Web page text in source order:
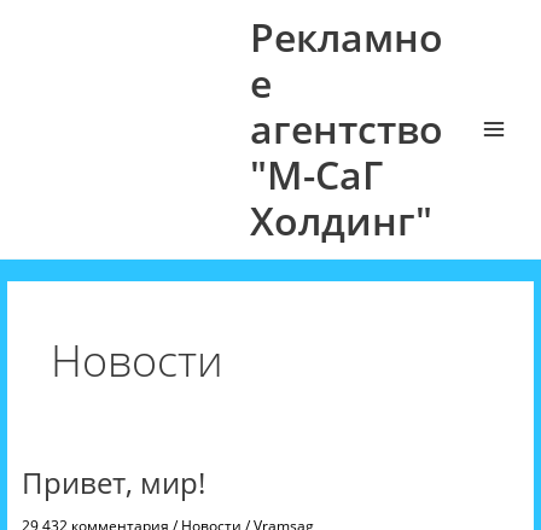
Рекламно
е
агентство
"М-СаГ
Холдинг"
Main
Новости
Привет, мир!
29 432 комментария /Новости /Vramsag
Привет,
мир!